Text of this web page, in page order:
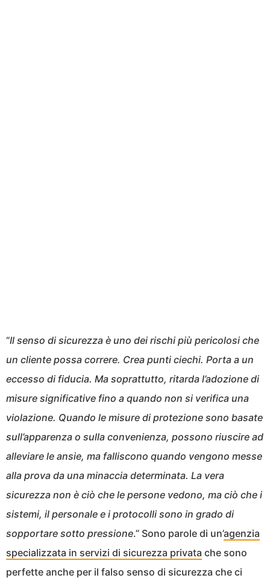
“Il senso di sicurezza è uno dei rischi più pericolosi che
un cliente possa correre. Crea punti ciechi. Porta a un
eccesso di fiducia. Ma soprattutto, ritarda l’adozione di
misure significative fino a quando non si verifica una
violazione. Quando le misure di protezione sono basate
sull’apparenza o sulla convenienza, possono riuscire ad
alleviare le ansie, ma falliscono quando vengono messe
alla prova da una minaccia determinata. La vera
sicurezza non è ciò che le persone vedono, ma ciò che i
sistemi, il personale e i protocolli sono in grado di
sopportare sotto pressione.” Sono parole di un’agenzia
specializzata in servizi di sicurezza privata che sono
perfette anche per il falso senso di sicurezza che ci